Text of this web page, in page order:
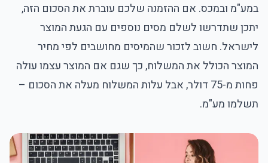
במע"מ ובמכס. אם ההזמנה שלכם עוברת את הסכום הזה,
יתכן שתדרשו לשלם מסים נוספים עם הגעת המוצר
לישראל. חשוב לזכור שהמיסים מחושבים לפי מחיר
המוצר הכולל את המשלוח, כך שגם אם המוצר עצמו עולה
פחות מ-75 דולר, אבל עלות המשלוח מעלה את הסכום –
תשלמו מע"מ.